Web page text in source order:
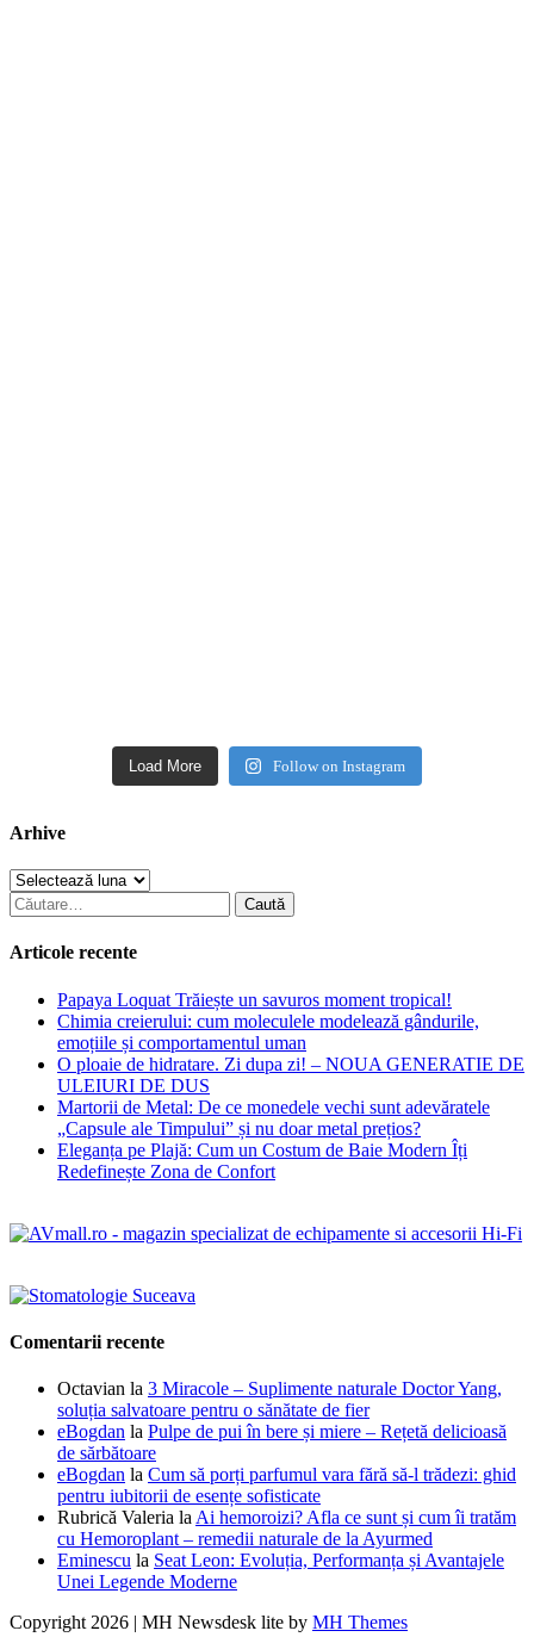
Load More Follow on Instagram
Arhive
Arhive
Caută
după:
Articole recente
Papaya Loquat Trăiește un savuros moment tropical!
Chimia creierului: cum moleculele modelează gândurile,
emoțiile și comportamentul uman
O ploaie de hidratare. Zi dupa zi! – NOUA GENERATIE DE
ULEIURI DE DUS
Martorii de Metal: De ce monedele vechi sunt adevăratele
„Capsule ale Timpului” și nu doar metal prețios?
Eleganța pe Plajă: Cum un Costum de Baie Modern Îți
Redefinește Zona de Confort
Comentarii recente
Octavian la 3 Miracole – Suplimente naturale Doctor Yang,
soluția salvatoare pentru o sănătate de fier
eBogdan la Pulpe de pui în bere și miere – Rețetă delicioasă
de sărbătoare
eBogdan la Cum să porți parfumul vara fără să-l trădezi: ghid
pentru iubitorii de esențe sofisticate
Rubrică Valeria la Ai hemoroizi? Afla ce sunt și cum îi tratăm
cu Hemoroplant – remedii naturale de la Ayurmed
Eminescu la Seat Leon: Evoluția, Performanța și Avantajele
Unei Legende Moderne
Copyright 2026 | MH Newsdesk lite by MH Themes